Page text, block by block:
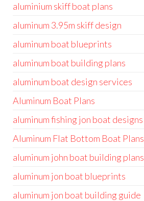
aluminium skiff boat plans
aluminum 3.95m skiff design
aluminum boat blueprints
aluminum boat building plans
aluminum boat design services
Aluminum Boat Plans
aluminum fishing jon boat designs
Aluminum Flat Bottom Boat Plans
aluminum john boat building plans
aluminum jon boat blueprints
aluminum jon boat building guide